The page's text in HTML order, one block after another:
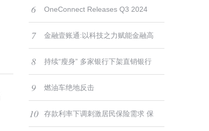
型之路
度金融科技产品创新优秀案例”
6 OneConnect Releases Q3 2024
Results
7 金融壹账通:以科技之力赋能金融高
质量发展
8 持续“瘦身” 多家银行下架直销银行
App
9 燃油车绝地反击
10 存款利率下调刺激居民保险需求 保